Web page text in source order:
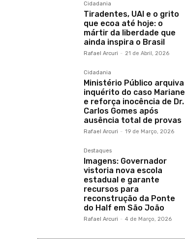
Cidadania
Tiradentes, UAI e o grito
que ecoa até hoje: o
mártir da liberdade que
ainda inspira o Brasil
Rafael Arcuri - 21 de Abril, 2026
Cidadania
Ministério Público arquiva
inquérito do caso Mariane
e reforça inocência de Dr.
Carlos Gomes após
ausência total de provas
Rafael Arcuri - 19 de Março, 2026
Destaques
Imagens: Governador
vistoria nova escola
estadual e garante
recursos para
reconstrução da Ponte
do Half em São João
Rafael Arcuri - 4 de Março, 2026